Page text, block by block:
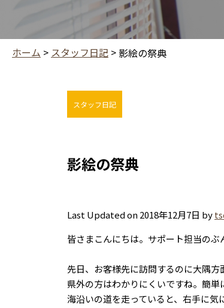
ホーム > スタッフ日記 > 影絵の祭典
スタッフ日記
影絵の祭典
Last Updated on 2018年12月7日 by
皆さまこんにちは。サポート担当のぶ
先日、お客様先に訪問するのに大隅方
県外の方はわかりにくいですね。簡単
海沿いの道を走っていると、右手に気